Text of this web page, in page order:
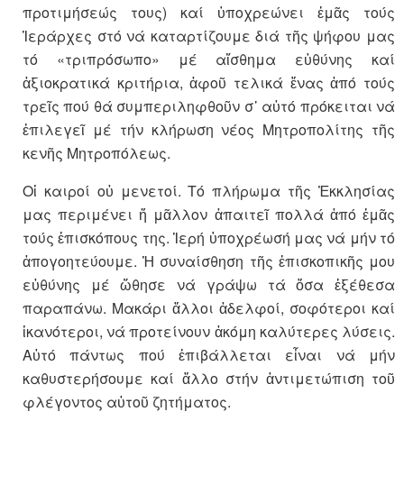
προτιμήσεώς τους) καί ὑποχρεώνει ἐμᾶς τούς
Ἱεράρχες στό νά καταρτίζουμε διά τῆς ψήφου μας
τό «τριπρόσωπο» μέ αἴσθημα εὐθύνης καί
ἀξιοκρατικά κριτήρια, ἀφοῦ τελικά ἕνας ἀπό τούς
τρεῖς πού θά συμπεριληφθοῦν σ᾽ αὐτό πρόκειται νά
ἐπιλεγεῖ μέ τήν κλήρωση νέος Μητροπολίτης τῆς
κενῆς Μητροπόλεως.
Οἱ καιροί οὐ μενετοί. Τό πλήρωμα τῆς Ἐκκλησίας
μας περιμένει ἤ μᾶλλον ἀπαιτεῖ πολλά ἀπό ἐμᾶς
τούς ἐπισκόπους της. Ἱερή ὑποχρέωσή μας νά μήν τό
ἀπογοητεύουμε. Ἡ συναίσθηση τῆς ἐπισκοπικῆς μου
εὐθύνης μέ ὤθησε νά γράψω τά ὅσα ἐξέθεσα
παραπάνω. Μακάρι ἄλλοι ἀδελφοί, σοφότεροι καί
ἱκανότεροι, νά προτείνουν ἀκόμη καλύτερες λύσεις.
Αὐτό πάντως πού ἐπιβάλλεται εἶναι νά μήν
καθυστερήσουμε καί ἄλλο στήν ἀντιμετώπιση τοῦ
φλέγοντος αὐτοῦ ζητήματος.